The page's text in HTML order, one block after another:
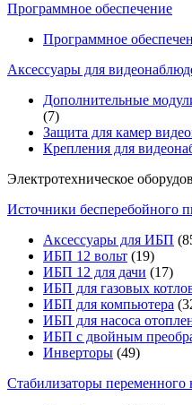
Программное обеспечение
Программное
Аксессуары для
Дополнительные
(7)
Защита для камер
Крепления для
Электротехническое
Источники бесперебойного
Аксессуары для ИБП
ИБП 12 вольт (19)
ИБП 12 для дачи (17)
ИБП для газовых
ИБП для компьютера
ИБП для насоса
ИБП с двойным
Инверторы (49)
Стабилизаторы переменного